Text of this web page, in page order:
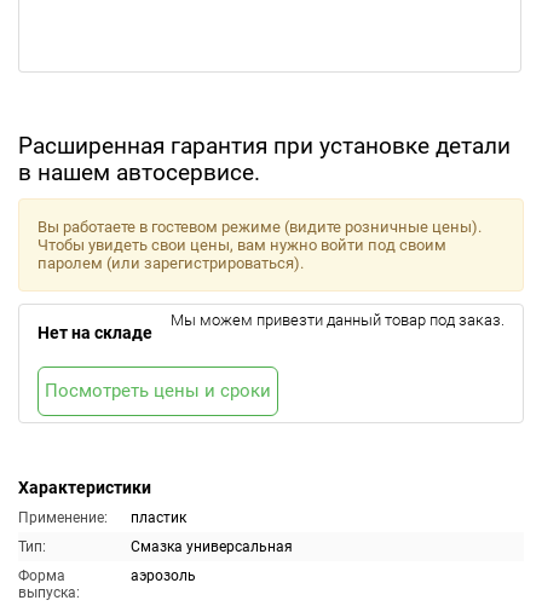
Расширенная гарантия при установке детали
в нашем автосервисе.
Характеристики
Применение:
пластик
Тип:
Смазка универсальная
Форма
выпуска:
аэрозоль
Вы работаете в гостевом режиме (видите розничные цены).
Чтобы увидеть свои цены, вам нужно войти под своим
паролем (или зарегистрироваться).
Нет на складе
Мы можем привезти данный товар под заказ.
Посмотреть цены и сроки